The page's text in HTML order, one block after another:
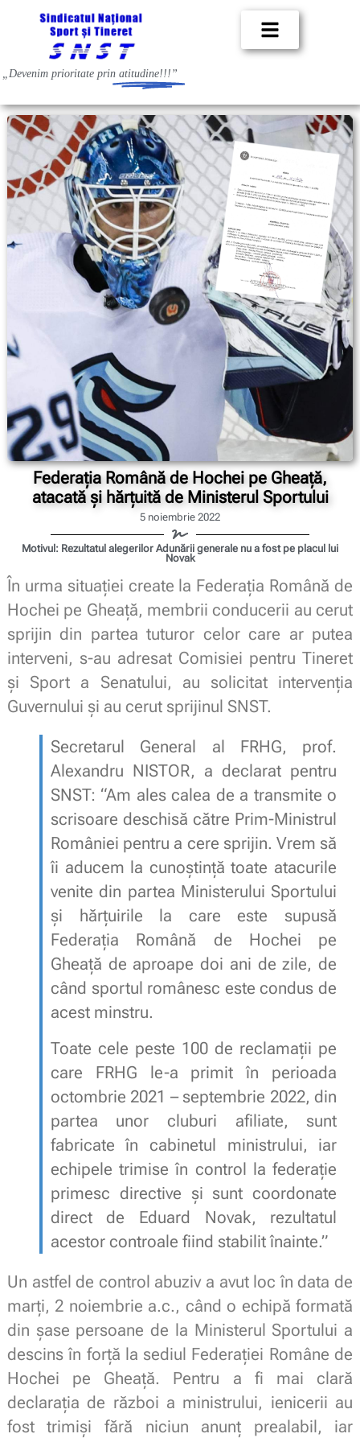
„Devenim prioritate prin atitudine!!!”
Federația Română de Hochei pe Gheață,
atacată și hărțuită de Ministerul Sportului
5 noiembrie 2022
Motivul: Rezultatul alegerilor Adunării generale nu a fost pe placul lui
Novak
În urma situației create la Federația Română de
Hochei pe Gheață, membrii conducerii au cerut
sprijin din partea tuturor celor care ar putea
interveni, s-au adresat Comisiei pentru Tineret
și Sport a Senatului, au solicitat intervenția
Guvernului și au cerut sprijinul SNST.
Secretarul General al FRHG, prof.
Alexandru NISTOR, a declarat pentru
SNST: “Am ales calea de a transmite o
scrisoare deschisă către Prim-Ministrul
României pentru a cere sprijin. Vrem să
îi aducem la cunoștință toate atacurile
venite din partea Ministerului Sportului
și hărțuirile la care este supusă
Federația Română de Hochei pe
Gheață de aproape doi ani de zile, de
când sportul românesc este condus de
acest minstru.
Toate cele peste 100 de reclamații pe
care FRHG le-a primit în perioada
octombrie 2021 – septembrie 2022, din
partea unor cluburi afiliate, sunt
fabricate în cabinetul ministrului, iar
echipele trimise în control la federație
primesc directive și sunt coordonate
direct de Eduard Novak, rezultatul
acestor controale fiind stabilit înainte.”
Un astfel de control abuziv a avut loc în data de
marți, 2 noiembrie a.c., când o echipă formată
din șase persoane de la Ministerul Sportului a
descins în forță la sediul Federației Române de
Hochei pe Gheață. Pentru a fi mai clară
declarația de război a ministrului, ienicerii au
fost trimiși fără niciun anunț prealabil, iar